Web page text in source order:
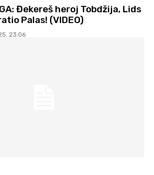
Đekereš heroj Tobdžija, Lids
Palas! (VIDEO)
23:06